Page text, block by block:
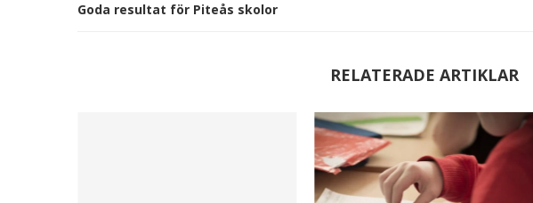
Goda resultat för Piteås skolor
RELATERADE ARTIKLAR